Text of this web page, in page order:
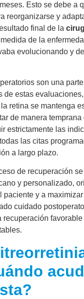
Esto se debe a
reorganizarse y
final de la
de la
evolucionando y
son una
de estas
retina se mantenga
de manera
estrictamente las
las citas
a largo plazo.
de recuperación
y personalizado,
paciente y a
cuidado
recuperación